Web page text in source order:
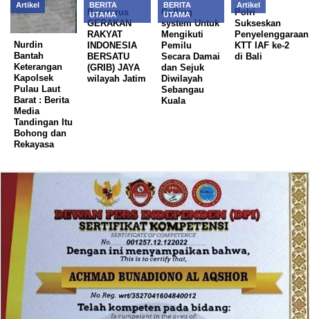
Artikel
Nurdin
Bantah
Keterangan
Kapolsek
Pulau Laut
Barat : Berita
Media
Tandingan Itu
Bohong dan
Rekayasa
BERITA
UTAMA
Pengurus
GERAKAN
RAKYAT
INDONESIA
BERSATU
(GRIB) JAYA
wilayah Jatim
BERITA
UTAMA
Colling
system Untuk
Mengikuti
Pemilu
Secara Damai
dan Sejuk
Diwilayah
Sebangau
Kuala
Artikel
Polri
Sukseskan
Penyelenggaraan
KTT IAF ke-2
di Bali